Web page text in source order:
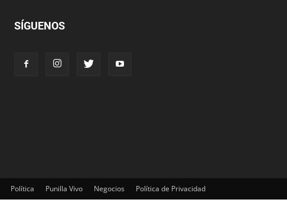
SÍGUENOS
Política Punilla Vivo Negocios Política de Privacidad